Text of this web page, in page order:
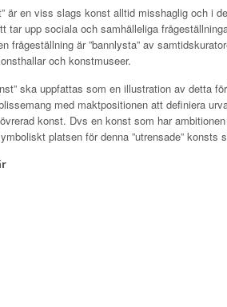
är en viss slags konst alltid misshaglig och i
tar upp sociala och samhälleliga
frågeställning är ”bannlysta” av
och konstmuseer.
ska uppfattas som en illustration av detta
med maktpositionen att definiera
konst. Dvs en konst som har
platsen för denna ”utrensade” konsts